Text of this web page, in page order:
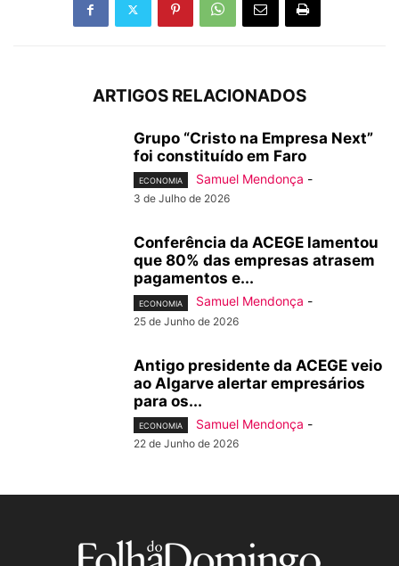
ARTIGOS RELACIONADOS
Grupo “Cristo na Empresa Next”
foi constituído em Faro
ECONOMIA Samuel Mendonça -
3 de Julho de 2026
Conferência da ACEGE lamentou
que 80% das empresas atrasem
pagamentos e...
ECONOMIA Samuel Mendonça -
25 de Junho de 2026
Antigo presidente da ACEGE veio
ao Algarve alertar empresários
para os...
ECONOMIA Samuel Mendonça -
22 de Junho de 2026